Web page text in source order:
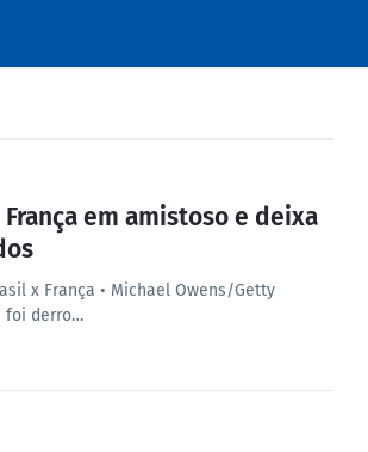
em amistoso e deixa
x França • Michael Owens/Getty
foi derro…